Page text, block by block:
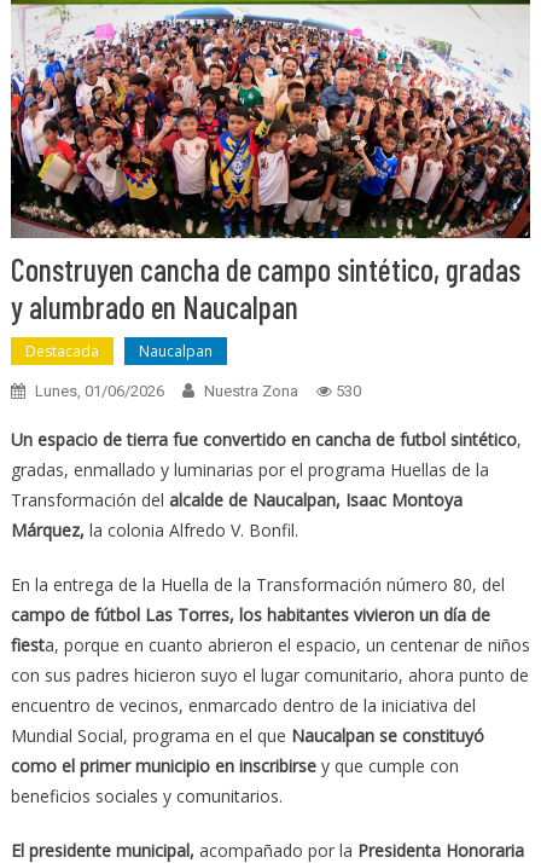
Construyen cancha de campo sintético, gradas
y alumbrado en Naucalpan
Destacada Naucalpan
Lunes, 01/06/2026 Nuestra Zona 530
Un espacio de tierra fue convertido en cancha de futbol sintético,
gradas, enmallado y luminarias por el programa Huellas de la
Transformación del alcalde de Naucalpan, Isaac Montoya
Márquez, la colonia Alfredo V. Bonfil.
En la entrega de la Huella de la Transformación número 80, del
campo de fútbol Las Torres, los habitantes vivieron un día de
fiesta, porque en cuanto abrieron el espacio, un centenar de niños
con sus padres hicieron suyo el lugar comunitario, ahora punto de
encuentro de vecinos, enmarcado dentro de la iniciativa del
Mundial Social, programa en el que Naucalpan se constituyó
como el primer municipio en inscribirsey que cumple con
beneficios sociales y comunitarios.
El presidente municipal, acompañado por la Presidenta Honoraria